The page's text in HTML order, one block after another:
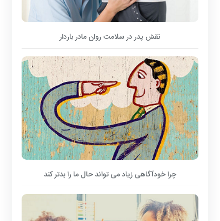
نقش پدر در سلامت روان مادر باردار
چرا خودآگاهی زیاد می تواند حال ما را بدتر کند